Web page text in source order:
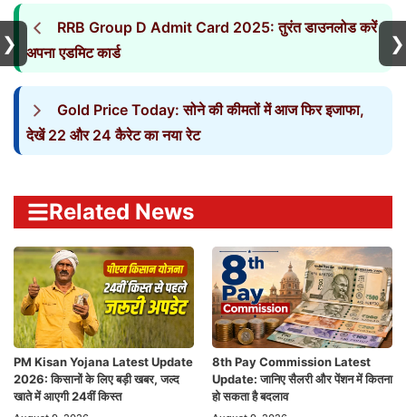
RRB Group D Admit Card 2025: तुरंत डाउनलोड करें
अपना एडमिट कार्ड
Gold Price Today: सोने की कीमतों में आज फिर इजाफा,
देखें 22 और 24 कैरेट का नया रेट
Related News
PM Kisan Yojana Latest Update
2026: किसानों के लिए बड़ी खबर, जल्द
खाते में आएगी 24वीं किस्त
8th Pay Commission Latest
Update: जानिए सैलरी और पेंशन में कितना
हो सकता है बदलाव
❯ ❯